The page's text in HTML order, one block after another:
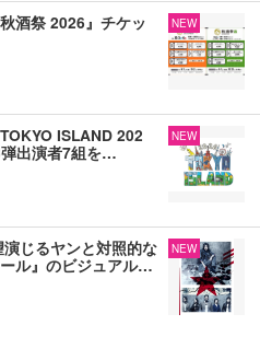
酒祭 2026』チケッ
NEW
ISLAND 202
出演者7組を…
NEW
じるヤンと対照的な
ル』のビジュアル…
NEW